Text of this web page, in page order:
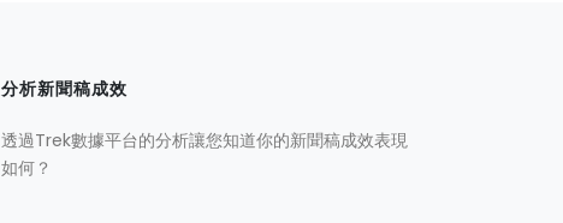
分析新聞稿成效
透過Trek數據平台的分析讓您知道你的新聞稿成效表現
如何？